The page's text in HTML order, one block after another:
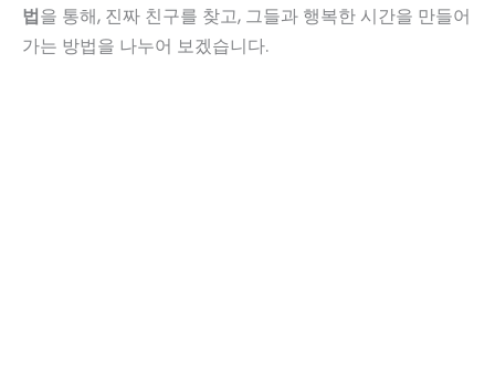
법을 통해, 진짜 친구를 찾고, 그들과 행복한 시간을 만들어
가는 방법을 나누어 보겠습니다.